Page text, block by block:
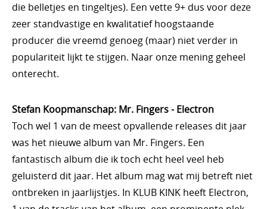
die belletjes en tingeltjes). Een vette 9+ dus voor deze
zeer standvastige en kwalitatief hoogstaande
producer die vreemd genoeg (maar) niet verder in
populariteit lijkt te stijgen. Naar onze mening geheel
onterecht.
Stefan Koopmanschap: Mr. Fingers - Electron
Toch wel 1 van de meest opvallende releases dit jaar
was het nieuwe album van Mr. Fingers. Een
fantastisch album die ik toch echt heel veel heb
geluisterd dit jaar. Het album mag wat mij betreft niet
ontbreken in jaarlijstjes. In KLUB KINK heeft Electron,